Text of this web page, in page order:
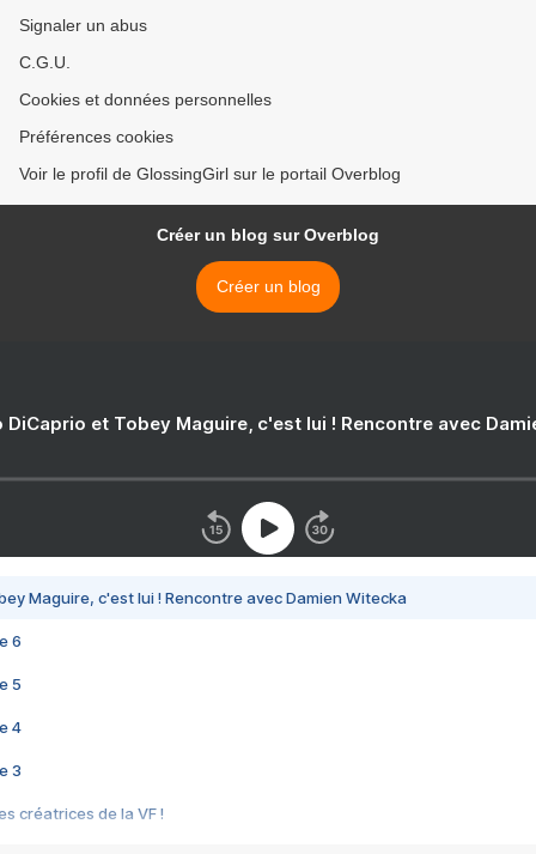
Signaler un abus
C.G.U.
Cookies et données personnelles
Préférences cookies
Voir le profil de GlossingGirl sur le portail Overblog
Créer un blog sur Overblog
Créer un blog
DiCaprio et Tobey Maguire, c'est lui ! Rencontre avec
Maguire, c'est lui ! Rencontre avec Damien Witecka
6
5
4
3
créatrices de la VF !